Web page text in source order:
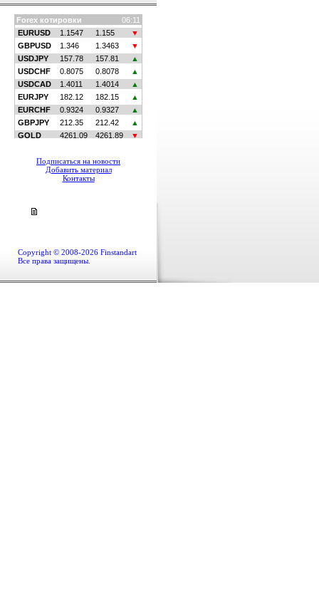
Подписаться на новости
Добавить материал
Контакты
Copyright © 2008-2026 Finstandart
Все права защищены.